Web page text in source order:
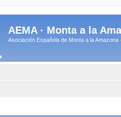
AEMA · Monta a la
Asociación Española de Monta a la Amazona